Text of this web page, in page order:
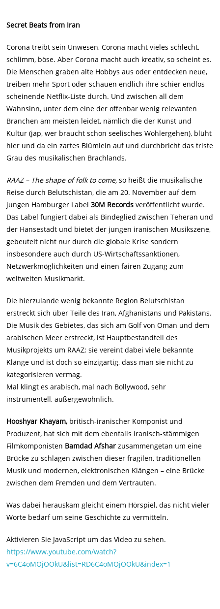
Secret Beats from Iran
Corona treibt sein Unwesen, Corona macht vieles schlecht,
schlimm, böse. Aber Corona macht auch kreativ, so scheint es.
Die Menschen graben alte Hobbys aus oder entdecken neue,
treiben mehr Sport oder schauen endlich ihre schier endlos
scheinende Netflix-Liste durch. Und zwischen all dem
Wahnsinn, unter dem eine der offenbar wenig relevanten
Branchen am meisten leidet, nämlich die der Kunst und
Kultur (jap, wer braucht schon seelisches Wohlergehen), blüht
hier und da ein zartes Blümlein auf und durchbricht das triste
Grau des musikalischen Brachlands.
RAAZ – The shape of folk to come, so heißt die musikalische
Reise durch Belutschistan, die am 20. November auf dem
jungen Hamburger Label 30M Records veröffentlicht wurde.
Das Label fungiert dabei als Bindeglied zwischen Teheran und
der Hansestadt und bietet der jungen iranischen Musikszene,
gebeutelt nicht nur durch die globale Krise sondern
insbesondere auch durch US-Wirtschaftssanktionen,
Netzwerkmöglichkeiten und einen fairen Zugang zum
weltweiten Musikmarkt.
Die hierzulande wenig bekannte Region Belutschistan
erstreckt sich über Teile des Iran, Afghanistans und Pakistans.
Die Musik des Gebietes, das sich am Golf von Oman und dem
arabischen Meer erstreckt, ist Hauptbestandteil des
Musikprojekts um RAAZ; sie vereint dabei viele bekannte
Klänge und ist doch so einzigartig, dass man sie nicht zu
kategorisieren vermag.
Mal klingt es arabisch, mal nach Bollywood, sehr
instrumentell, außergewöhnlich.
Hooshyar Khayam, britisch-iranischer Komponist und
Produzent, hat sich mit dem ebenfalls iranisch-stämmigen
Filmkomponisten Bamdad Afshar zusammengetan um eine
Brücke zu schlagen zwischen dieser fragilen, traditionellen
Musik und modernen, elektronischen Klängen – eine Brücke
zwischen dem Fremden und dem Vertrauten.
Was dabei herauskam gleicht einem Hörspiel, das nicht vieler
Worte bedarf um seine Geschichte zu vermitteln.
Aktivieren Sie JavaScript um das Video zu sehen.
https://www.youtube.com/watch?
v=6C4oMOjOOkU&list=RD6C4oMOjOOkU&index=1